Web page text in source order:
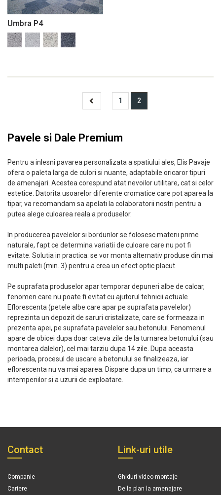
Umbra P4
1 2
Pavele si Dale Premium
Pentru a inlesni pavarea personalizata a spatiului ales, Elis Pavaje
ofera o paleta larga de culori si nuante, adaptabile oricaror tipuri
de amenajari. Acestea corespund atat nevoilor utilitare, cat si celor
estetice. Datorita usoarelor diferente cromatice care pot aparea la
tipar, va recomandam sa apelati la colaboratorii nostri pentru a
putea alege culoarea reala a produselor.
In producerea pavelelor si bordurilor se folosesc materii prime
naturale, fapt ce determina variatii de culoare care nu pot fi
evitate. Solutia in practica: se vor monta alternativ produse din mai
multi paleti (min. 3) pentru a crea un efect optic placut.
Pe suprafata produselor apar temporar depuneri albe de calcar,
fenomen care nu poate fi evitat cu ajutorul tehnicii actuale.
Eflorescenta (petele albe care apar pe suprafata pavelelor)
reprezinta un depozit de saruri cristalizate, care se formeaza in
prezenta apei, pe suprafata pavelelor sau betonului. Fenomenul
apare de obicei dupa doar cateva zile de la turnarea betonului (sau
montarea dalelor), cel mai tarziu dupa 14 zile. Dupa aceasta
perioada, procesul de uscare a betonului se finalizeaza, iar
eflorescenta nu va mai aparea. Dispare dupa un timp, ca urmare a
intemperiilor si a uzurii de exploatare.
Contact
Companie
Cariere
Link-uri utile
Ghiduri video montaje
De la plan la amenajare